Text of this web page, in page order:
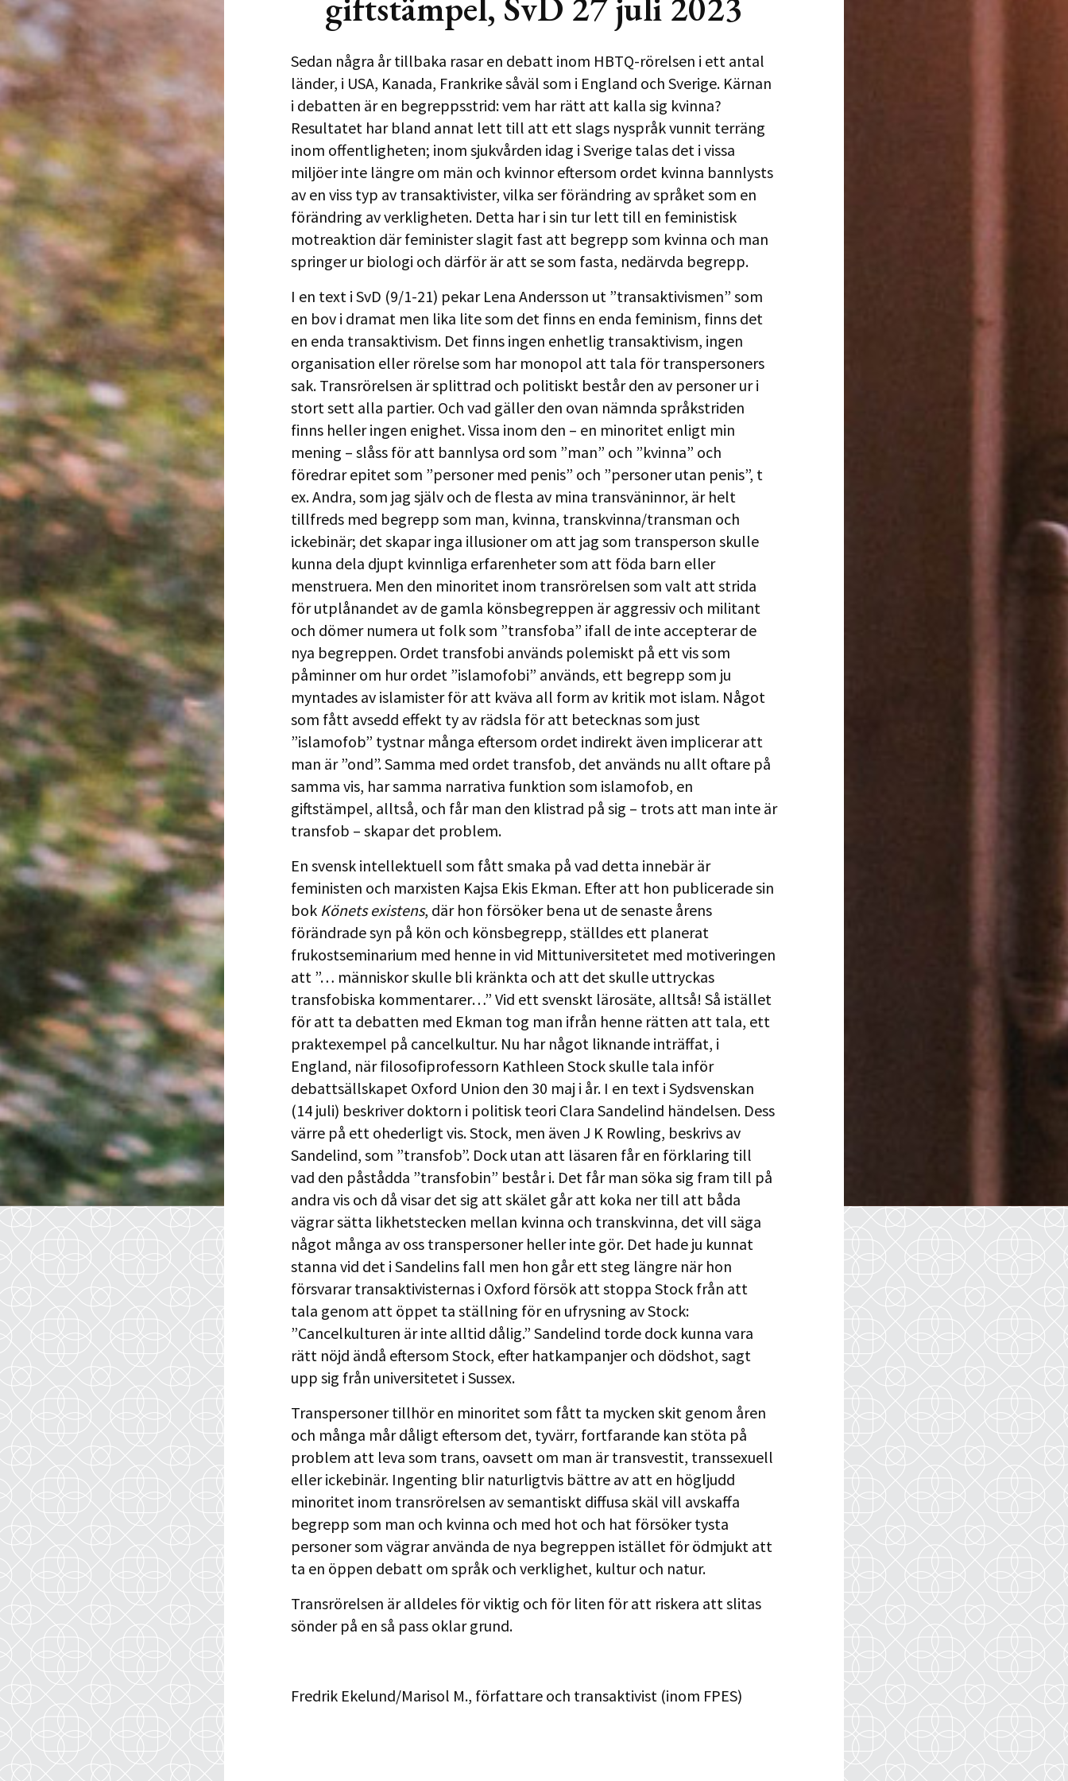
Sedan några år tillbaka rasar en debatt inom HBTQ-rörelsen i ett antal
länder, i USA, Kanada, Frankrike såväl som i England och Sverige. Kärnan
i debatten är en begreppsstrid: vem har rätt att kalla sig kvinna?
Resultatet har bland annat lett till att ett slags nyspråk vunnit terräng
inom offentligheten; inom sjukvården idag i Sverige talas det i vissa
miljöer inte längre om män och kvinnor eftersom ordet kvinna bannlysts
av en viss typ av transaktivister, vilka ser förändring av språket som en
förändring av verkligheten. Detta har i sin tur lett till en feministisk
motreaktion där feminister slagit fast att begrepp som kvinna och man
springer ur biologi och därför är att se som fasta, nedärvda begrepp.
I en text i SvD (9/1-21) pekar Lena Andersson ut ”transaktivismen” som
en bov i dramat men lika lite som det finns en enda feminism, finns det
en enda transaktivism. Det finns ingen enhetlig transaktivism, ingen
organisation eller rörelse som har monopol att tala för transpersoners
sak. Transrörelsen är splittrad och politiskt består den av personer ur i
stort sett alla partier. Och vad gäller den ovan nämnda språkstriden
finns heller ingen enighet. Vissa inom den – en minoritet enligt min
mening – slåss för att bannlysa ord som ”man” och ”kvinna” och
föredrar epitet som ”personer med penis” och ”personer utan penis”, t
ex. Andra, som jag själv och de flesta av mina transväninnor, är helt
tillfreds med begrepp som man, kvinna, transkvinna/transman och
ickebinär; det skapar inga illusioner om att jag som transperson skulle
kunna dela djupt kvinnliga erfarenheter som att föda barn eller
menstruera. Men den minoritet inom transrörelsen som valt att strida
för utplånandet av de gamla könsbegreppen är aggressiv och militant
och dömer numera ut folk som ”transfoba” ifall de inte accepterar de
nya begreppen. Ordet transfobi används polemiskt på ett vis som
påminner om hur ordet ”islamofobi” används, ett begrepp som ju
myntades av islamister för att kväva all form av kritik mot islam. Något
som fått avsedd effekt ty av rädsla för att betecknas som just
”islamofob” tystnar många eftersom ordet indirekt även implicerar att
man är ”ond”. Samma med ordet transfob, det används nu allt oftare på
samma vis, har samma narrativa funktion som islamofob, en
giftstämpel, alltså, och får man den klistrad på sig – trots att man inte är
transfob – skapar det problem.
En svensk intellektuell som fått smaka på vad detta innebär är
feministen och marxisten Kajsa Ekis Ekman. Efter att hon publicerade sin
bok Könets existens, där hon försöker bena ut de senaste årens
förändrade syn på kön och könsbegrepp, ställdes ett planerat
frukostseminarium med henne in vid Mittuniversitetet med motiveringen
att ”… människor skulle bli kränkta och att det skulle uttryckas
transfobiska kommentarer…” Vid ett svenskt lärosäte, alltså! Så istället
för att ta debatten med Ekman tog man ifrån henne rätten att tala, ett
praktexempel på cancelkultur. Nu har något liknande inträffat, i
England, när filosofiprofessorn Kathleen Stock skulle tala inför
debattsällskapet Oxford Union den 30 maj i år. I en text i Sydsvenskan
(14 juli) beskriver doktorn i politisk teori Clara Sandelind händelsen. Dess
värre på ett ohederligt vis. Stock, men även J K Rowling, beskrivs av
Sandelind, som ”transfob”. Dock utan att läsaren får en förklaring till
vad den påstådda ”transfobin” består i. Det får man söka sig fram till på
andra vis och då visar det sig att skälet går att koka ner till att båda
vägrar sätta likhetstecken mellan kvinna och transkvinna, det vill säga
något många av oss transpersoner heller inte gör. Det hade ju kunnat
stanna vid det i Sandelins fall men hon går ett steg längre när hon
försvarar transaktivisternas i Oxford försök att stoppa Stock från att
tala genom att öppet ta ställning för en ufrysning av Stock:
”Cancelkulturen är inte alltid dålig.” Sandelind torde dock kunna vara
rätt nöjd ändå eftersom Stock, efter hatkampanjer och dödshot, sagt
upp sig från universitetet i Sussex.
Transpersoner tillhör en minoritet som fått ta mycken skit genom åren
och många mår dåligt eftersom det, tyvärr, fortfarande kan stöta på
problem att leva som trans, oavsett om man är transvestit, transsexuell
eller ickebinär. Ingenting blir naturligtvis bättre av att en högljudd
minoritet inom transrörelsen av semantiskt diffusa skäl vill avskaffa
begrepp som man och kvinna och med hot och hat försöker tysta
personer som vägrar använda de nya begreppen istället för ödmjukt att
ta en öppen debatt om språk och verklighet, kultur och natur.
Transrörelsen är alldeles för viktig och för liten för att riskera att slitas
sönder på en så pass oklar grund.
Fredrik Ekelund/Marisol M., författare och transaktivist (inom FPES)